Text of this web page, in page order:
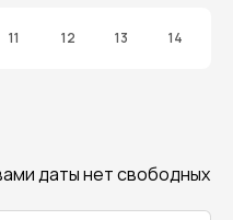
11 12 13 14
даты нет свободных